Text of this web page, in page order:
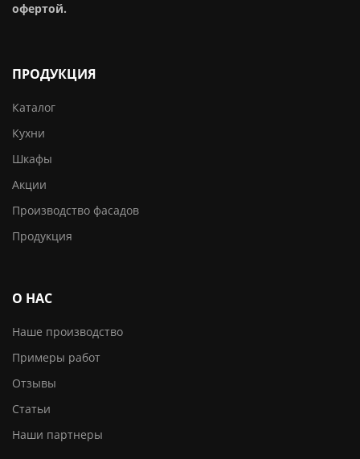
офертой.
ПРОДУКЦИЯ
Каталог
Кухни
Шкафы
Акции
Производство фасадов
Продукция
О НАС
Наше производство
Примеры работ
Отзывы
Статьи
Наши партнеры